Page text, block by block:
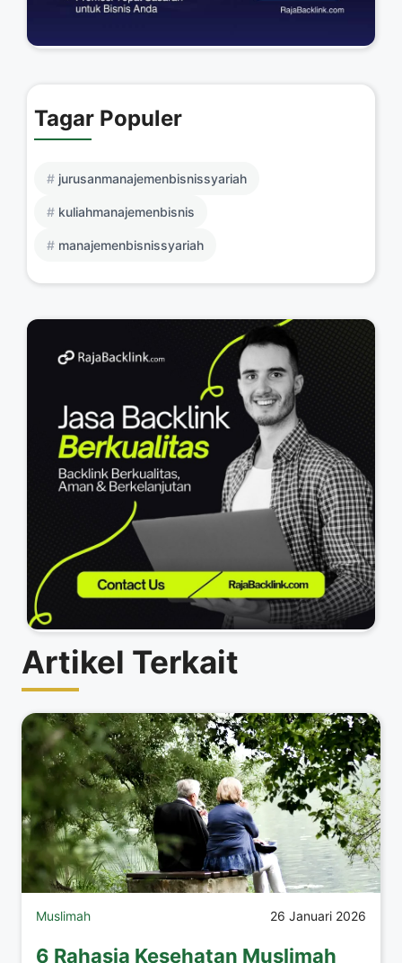
Tagar Populer
jurusanmanajemenbisnissyariah
kuliahmanajemenbisnis
manajemenbisnissyariah
Artikel Terkait
Muslimah 26 Januari 2026
6 Rahasia Kesehatan Muslimah